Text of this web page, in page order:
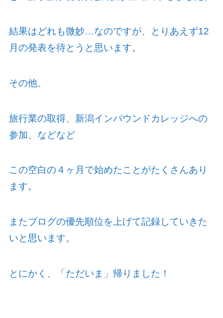
結果はどれも微妙…なのですが、とりあえず12
月の発表を待とうと思います。
その他、
旅行業の取得、新潟インバウンドカレッジへの
参加、などなど
この空白の４ヶ月で始めたことがたくさんあり
ます。
またブログの優先順位を上げて記録していきた
いと思います。
とにかく、「ただいま」帰りました！